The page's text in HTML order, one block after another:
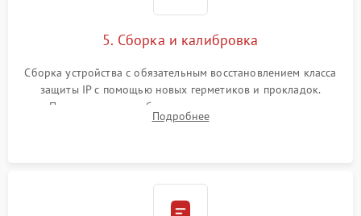
5. Сборка и калибровка
Сборка устройства с обязательным восстановлением класса
защиты IP с помощью новых герметиков и прокладок.
Программная калибровка матрицы по эталонному
абсолютно черному телу для точного измерения температур.
Подробнее